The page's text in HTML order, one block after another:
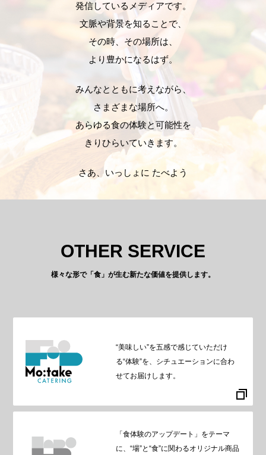
発信しているメディアです。
文脈や背景を知ることで、
その時、その場所は、
より豊かになるはず。
みんなとともに考えながら、
さまざまな場所へ。
あらゆる食の体験と可能性を
きりひらいていきます。
さあ、いっしょに たべよう
OTHER SERVICE
様々な形で「食」が生む新たな価値を提供します。
“美味しい”を五感で感じていただけ
る“体験”を、シチュエーションに合わ
せてお届けします。
「食体験のアップデート」をテーマ
に、“場”と“食”に関わるオリジナル商品